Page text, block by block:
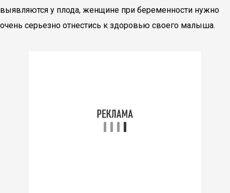
выявляются у плода, женщине при беременности нужно
очень серьезно отнестись к здоровью своего малыша.